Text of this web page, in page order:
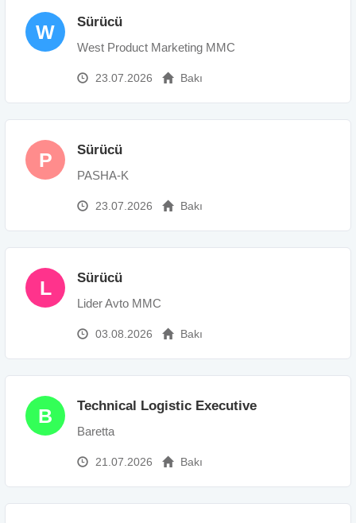
W Sürücü
West Product Marketing MMC
23.07.2026 Bakı
P Sürücü
PASHA-K
23.07.2026 Bakı
L Sürücü
Lider Avto MMC
03.08.2026 Bakı
B Technical Logistic Executive
Baretta
21.07.2026 Bakı